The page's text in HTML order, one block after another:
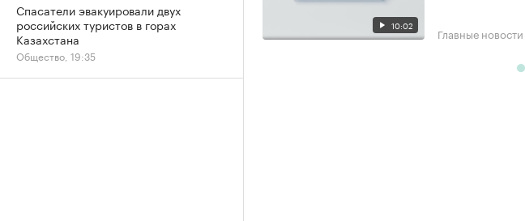
10:02 Главные новости
Спасатели эвакуировали двух
российских туристов в горах
Казахстана
Общество, 19:35